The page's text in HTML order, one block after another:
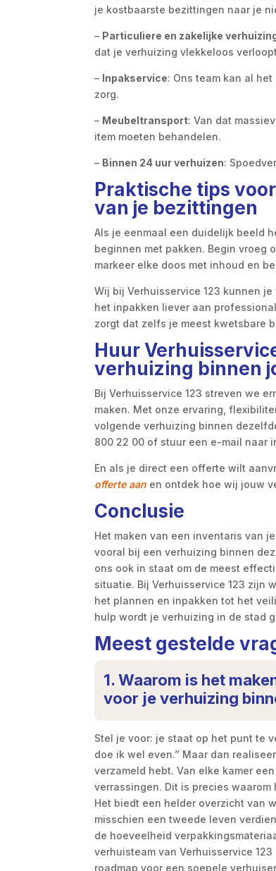
je kostbaarste bezittingen naar je
– Particuliere en zakelijke
dat je verhuizing vlekkeloos
– Inpakservice: Ons team kan al
zorg.
– Meubeltransport: Van dat
item moeten behandelen.
– Binnen 24 uur verhuizen:
Praktische tips
van je bezittingen
Als je eenmaal een duidelijk beeld
beginnen met pakken. Begin vroeg
markeer elke doos met inhoud en
Wij bij Verhuisservice 123 kunnen
het inpakken liever aan
zorgt dat zelfs je meest kwetsbare
Huur
verhuizing binnen
Bij Verhuisservice 123 streven we
maken. Met onze ervaring,
volgende verhuizing binnen
800 22 00 of stuur een e-mail naar
En als je direct een offerte wilt
offerte aan en ontdek hoe wij jouw
Conclusie
Het maken van een inventaris van
vooral bij een verhuizing binnen
ons ook in staat om de meest
situatie. Bij Verhuisservice 123 zijn
het plannen en inpakken tot het
hulp wordt je verhuizing in de stad
Meest gestelde
1. Waarom is het
voor je verhuizing
Stel je voor: je staat op het punt te
doe ik wel even.” Maar dan
verzameld hebt. Van elke kamer
verrassingen. Dit is precies
Het biedt een helder overzicht van
misschien een tweede leven
de hoeveelheid
verhuisteam van Verhuisservice
roadmap voor een soepele